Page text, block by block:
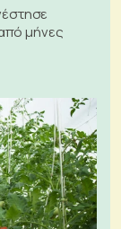
μήνες